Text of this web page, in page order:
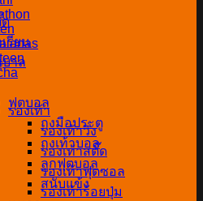
รองเท้า
รองเท้าวิ่ง
รองเท้าสตั๊ด
รองเท้าฟุตซอล
รองเท้าร้อยปุ่ม
ด
รียน
บาล
ฟุตบอล
ถุงมือประตู
ถุงเท้าบอล
ลูกฟุตบอล
สนับแข้ง